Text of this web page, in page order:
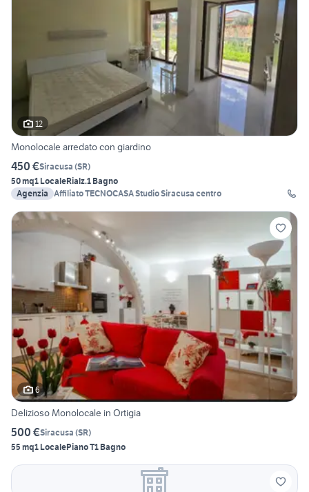
12
Monolocale arredato con giardino
450 €Siracusa (SR)
50 mq1 LocaleRialz.1 Bagno
Agenzia Affiliato TECNOCASA Studio Siracusa centro
6
Delizioso Monolocale in Ortigia
500 €Siracusa (SR)
55 mq1 LocalePiano T1 Bagno